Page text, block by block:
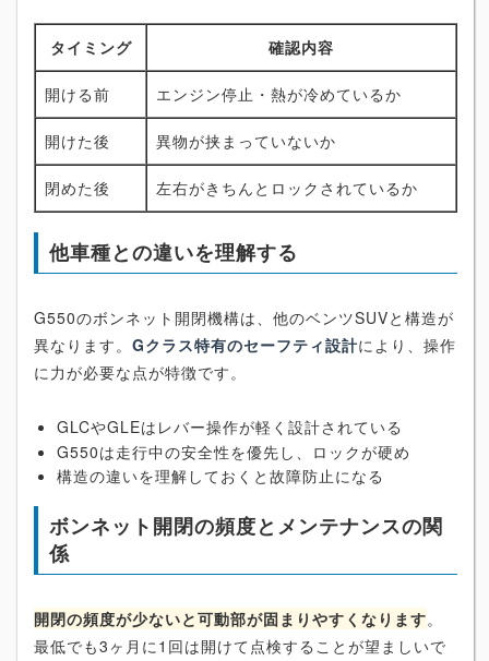
タイミング 確認内容
開ける前 エンジン停止・熱が冷めているか
開けた後 異物が挟まっていないか
閉めた後 左右がきちんとロックされているか
他車種との違いを理解する
G550のボンネット開閉機構は、他のベンツSUVと構造が
異なります。 Gクラス特有のセーフティ設計により、操作
に力が必要な点が特徴です。
GLCやGLEはレバー操作が軽く設計されている
G550は走行中の安全性を優先し、ロックが硬め
構造の違いを理解しておくと故障防止になる
ボンネット開閉の頻度とメンテナンスの関
係
開閉の頻度が少ないと可動部が固まりやすくなります。
最低でも3ヶ月に1回は開けて点検することが望ましいで